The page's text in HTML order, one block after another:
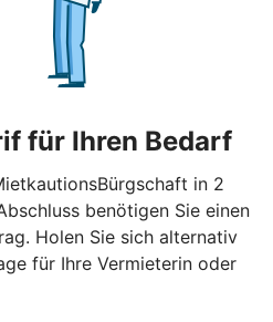
für Ihren Bedarf
in 2
benötigen Sie einen
Holen Sie sich alternativ
für Ihre Vermieterin oder